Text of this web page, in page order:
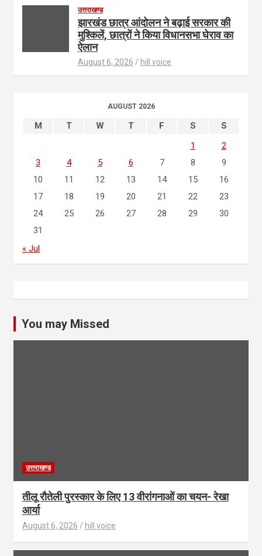
उत्तराखण्ड
झारखंड छात्र आंदोलन ने बढ़ाई सरकार की
मुश्किलें, छात्रों ने किया विधानसभा घेराव का
ऐलान
August 6, 2026 hill voice
AUGUST 2026
M T W T F S
S
1
2
3
4 5 6 7 8
9
10
11 12 13 14 15
16
17
18 19 20 21 22
23
24
25 26 27 28 29
30
31
« Jul
You may Missed
उत्तराखण्ड
तीलू रौतेली पुरस्कार के लिए 13 वीरांगनाओं का चयन- रेखा
आर्या
August 6, 2026 hill voice